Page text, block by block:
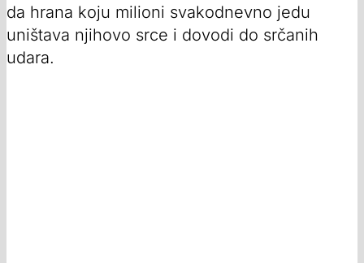
da hrana koju milioni svakodnevno jedu
uništava njihovo srce i dovodi do srčanih
udara.